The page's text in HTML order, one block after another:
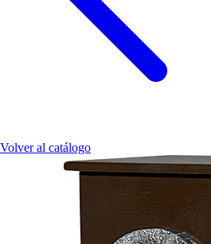
Volver al catálogo